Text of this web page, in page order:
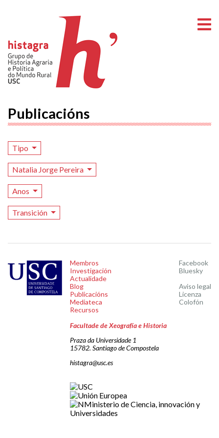
Publicacións
Tipo
Natalia Jorge Pereira
Anos
Transición
Membros
Investigación
Actualidade
Blog
Publicacións
Mediateca
Recursos
Facebook
Bluesky
Aviso legal
Licenza
Colofón
Facultade de Xeografía e Historia
Praza da Universidade 1
15782. Santiago de Compostela
histagra@usc.es